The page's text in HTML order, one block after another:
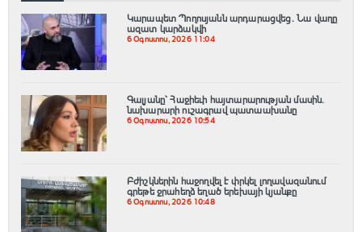
Կարապետ Պողոսյանն արդարացվեց. Նա վաղը
ազատ կարձակվի
6 Օգոստոս, 2026 11:04
Գալյանը՝ Հաջիեւի հայտարարության մասին.
նախարարի ուշագրավ պատաախանը
6 Օգոստոս, 2026 10:54
Բժիշկներին հաջողվել է փրկել լողավազանում
գրեթե ջրահեղձ եղած երեխայի կյանքը
6 Օգոստոս, 2026 10:48